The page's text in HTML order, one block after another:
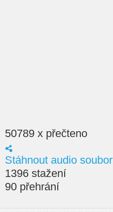
50789 x přečteno
Stáhnout audio soubor
1396 stažení
90 přehrání